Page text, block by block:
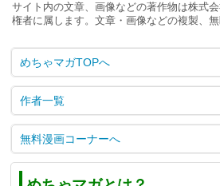
サイト内の文章、画像などの著作物は株式
権者に属します。文章・画像などの複製、無
めちゃマガTOPへ
作者一覧
無料漫画コーナーへ